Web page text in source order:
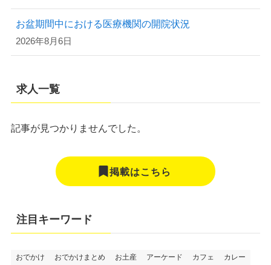
お盆期間中における医療機関の開院状況
2026年8月6日
求人一覧
記事が見つかりませんでした。
掲載はこちら
注目キーワード
おでかけ おでかけまとめ お土産 アーケード カフェ カレー